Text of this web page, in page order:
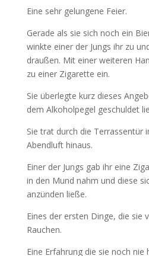
Eine sehr gelungene Feier.
Gerade als sie sich noch ein
winkte einer der Jungs ihr zu
draußen. Mit einer weiteren
zu einer Zigarette ein.
Sie überlegte kurz dieses
dem Alkoholpegel geschuldet
Sie trat durch die Terrassentür
Abendluft hinaus.
Einer der Jungs gab ihr eine
in den Mund nahm und diese
anzünden ließe.
Eines der ersten Dinge, die sie
Rauchen.
Eine Erfahrung die sie noch